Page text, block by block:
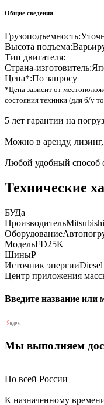
Общие сведения
Грузоподъемность:
Высота подъема:
Тип двигателя:
Страна-изготовитель:
Цена*:По запросу
*Цена зависит от
состояния техники (для б/у
5 лет гарантии на
Можно в аренду,
Любой удобный способ
Технические
БУДа
ПроизводительMitsubishi
Оборудование
МодельFD25K
ШиныP
Источник энергииDiesel
Центр приложения
Введите название или
Мы выполняем
По всей России
К назначенному